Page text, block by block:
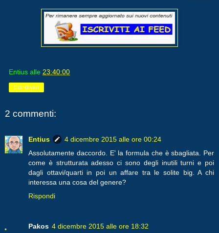
Entius alle 23:40:00
Condividi
2 commenti:
Entius
4 dicembre 2015 alle ore 00:24
Assolutamente daccordo. E' la formula che è sbagliata. Per
come è strutturata adesso ci sono degli inutili turni e poi
dagli ottavi/quarti in poi un affare tra le solite big. A chi
interessa una cosa del genere?
Rispondi
Pakos 4 dicembre 2015 alle ore 18:32